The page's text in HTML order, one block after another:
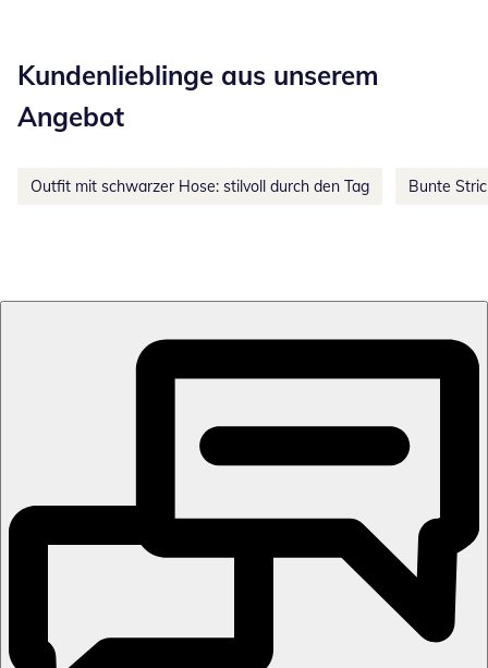
Kundenlieblinge aus unserem
Angebot
Outfit mit schwarzer Hose: stilvoll durch den Tag Bunte